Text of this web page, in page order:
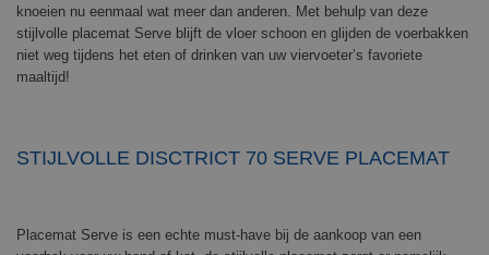
knoeien nu eenmaal wat meer dan anderen. Met behulp van deze
stijlvolle placemat Serve blijft de vloer schoon en glijden de voerbakken
niet weg tijdens het eten of drinken van uw viervoeter’s favoriete
maaltijd!
STIJLVOLLE DISCTRICT 70 SERVE PLACEMAT
Placemat Serve is een echte must-have bij de aankoop van een